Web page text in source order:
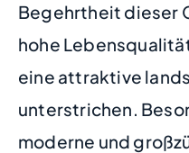
Begehrtheit dieser
hohe
eine attraktive
unterstrichen.
moderne und